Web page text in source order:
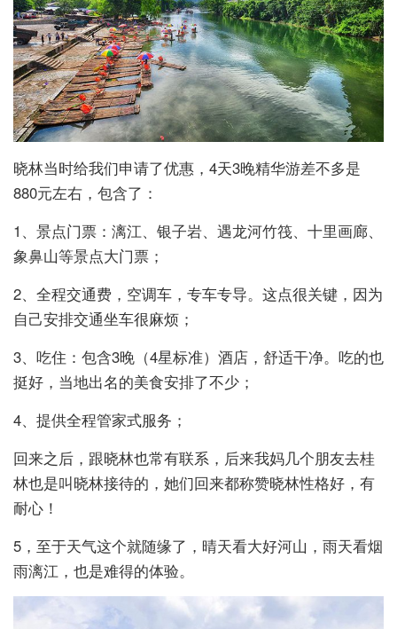
晓林当时给我们申请了优惠，4天3晚精华游差不多是
880元左右，包含了：
1、景点门票：漓江、银子岩、遇龙河竹筏、十里画廊、
象鼻山等景点大门票；
2、全程交通费，空调车，专车专导。这点很关键，因为
自己安排交通坐车很麻烦；
3、吃住：包含3晚（4星标准）酒店，舒适干净。吃的也
挺好，当地出名的美食安排了不少；
4、提供全程管家式服务；
回来之后，跟晓林也常有联系，后来我妈几个朋友去桂
林也是叫晓林接待的，她们回来都称赞晓林性格好，有
耐心！
5，至于天气这个就随缘了，晴天看大好河山，雨天看烟
雨漓江，也是难得的体验。